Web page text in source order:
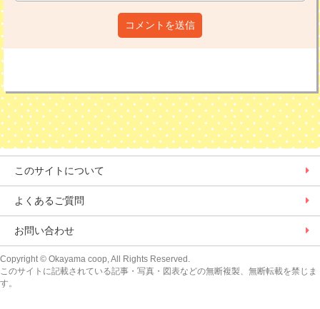
コメントを送信
このサイトについて
よくあるご質問
お問い合わせ
Copyright© Okayama coop, All Rights Reserved.
このサイトに記載されている記事・写真・図表などの無断複製、無断転載を禁じま
す。